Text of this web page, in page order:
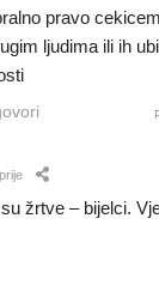
pravo
ljudima ili ih
žrtve – bijelci.